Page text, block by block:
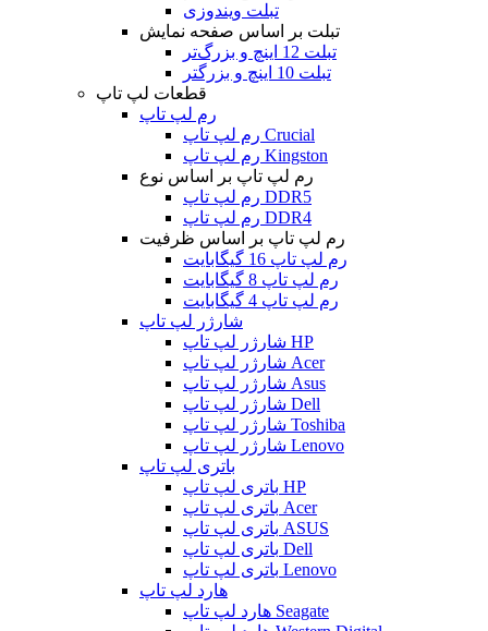
تبلت ویندوزی
تبلت بر اساس صفحه نمایش
تبلت 12 اینچ و بزرگ‌تر
تبلت 10 اینچ و بزرگتر
قطعات لپ تاپ
رم لپ تاپ
رم لپ تاپ Crucial
رم لپ تاپ Kingston
رم لپ تاپ بر اساس نوع
رم لپ تاپ DDR5
رم لپ تاپ DDR4
رم لپ تاپ بر اساس ظرفیت
رم لپ تاپ 16 گیگابایت
رم لپ تاپ 8 گیگابایت
رم لپ تاپ 4 گیگابایت
شارژر لپ تاپ
شارژر لپ تاپ HP
شارژر لپ تاپ Acer
شارژر لپ تاپ Asus
شارژر لپ تاپ Dell
شارژر لپ تاپ Toshiba
شارژر لپ تاپ Lenovo
باتری لپ تاپ
باتری لپ تاپ HP
باتری لپ تاپ Acer
باتری لپ تاپ ASUS
باتری لپ تاپ Dell
باتری لپ تاپ Lenovo
هارد لپ تاپ
هارد لپ تاپ Seagate